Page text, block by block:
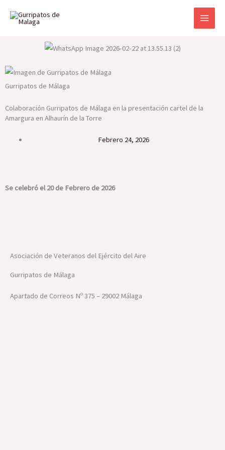
Gurripatos de Málaga
Colaboración Gurripatos de Málaga en la presentación cartel de la
Amargura en Alhaurín de la Torre
febrero 24, 2026
Se celebró el 20 de Febrero de 2026
Asociación de Veteranos del Ejército del Aire
Gurripatos de Málaga
Apartado de Correos Nº 375 – 29002 Málaga